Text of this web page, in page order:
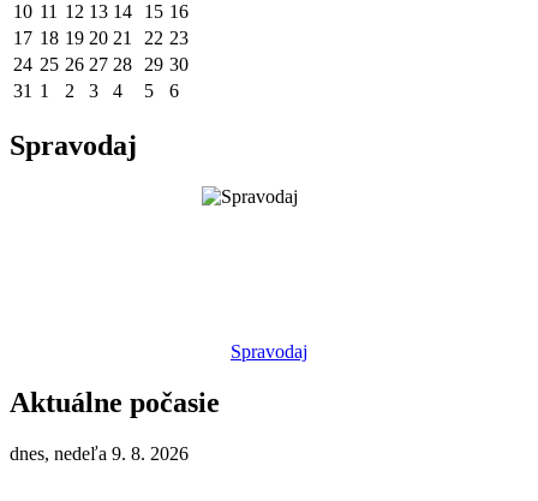
10 11 12 13 14 15 16
17 18 19 20 21 22 23
24 25 26 27 28 29 30
31 1 2 3 4 5 6
Spravodaj
Spravodaj
Aktuálne počasie
dnes, nedeľa 9. 8. 2026